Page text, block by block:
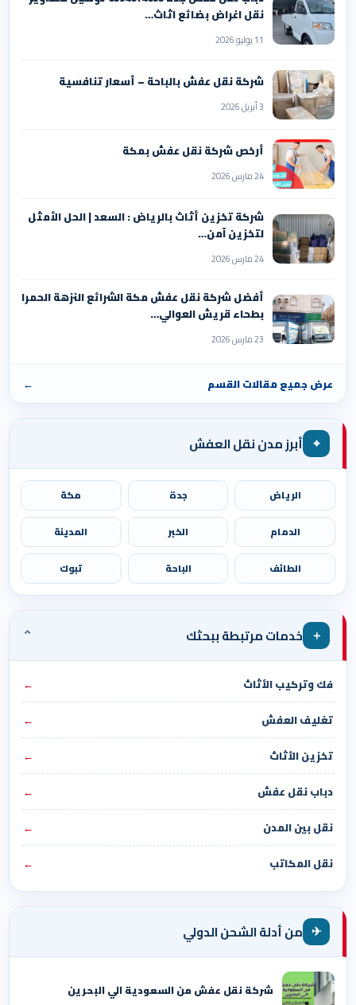
نقل اغراض بضائع اثاث…
11 يوليو 2026
شركة نقل عفش بالباحة – أسعار تنافسية
3 أبريل 2026
أرخص شركة نقل عفش بمكة
24 مارس 2026
شركة تخزين أثاث بالرياض : السعد | الحل الأمثل
لتخزين آمن…
24 مارس 2026
أفضل شركة نقل عفش مكة الشرائع النزهة الحمرا
بطحاء قريش العوالي…
23 مارس 2026
عرض جميع مقالات القسم ←
⌖ أبرز مدن نقل العفش
الرياض جدة مكة
الدمام الخبر المدينة
الطائف الباحة تبوك
＋ خدمات مرتبطة ببحثك ⌄
فك وتركيب الأثاث
←
تغليف العفش
←
تخزين الأثاث
←
دباب نقل عفش
←
نقل بين المدن
←
نقل المكاتب
←
✈ من أدلة الشحن الدولي
شركة نقل عفش من السعودية الي البحرين